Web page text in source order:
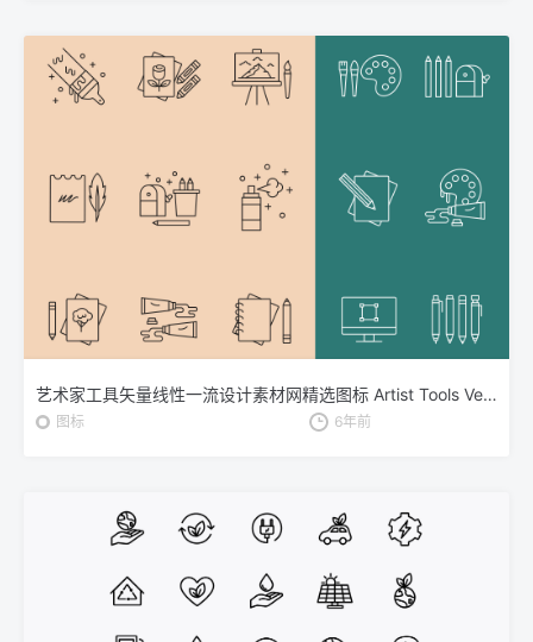
艺术家工具矢量线性一流设计素材网精选图标 Artist Tools Vector Icons
图标 6年前